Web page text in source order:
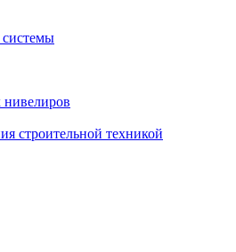
системы
строительной техникой